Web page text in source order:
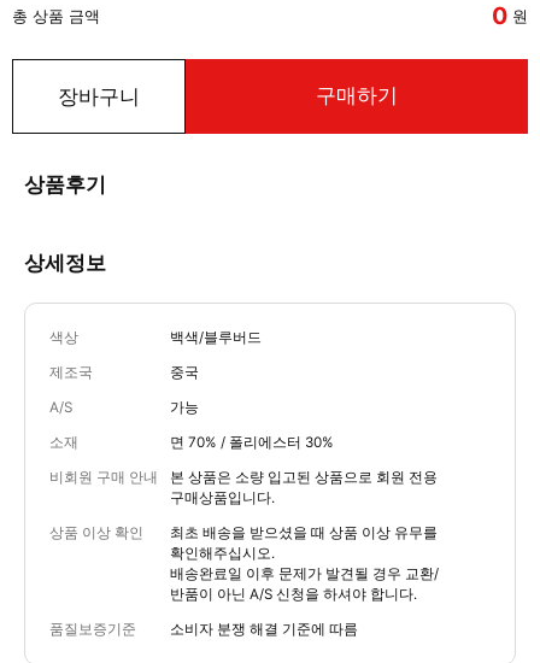
총 상품 금액 0 원
장바구니 구매하기
상품후기
상세정보
색상 백색/블루버드
제조국 중국
A/S 가능
소재 면 70% / 폴리에스터 30%
비회원 구매 안내
본 상품은 소량 입고된 상품으로 회원 전용
구매상품입니다.
상품 이상 확인
최초 배송을 받으셨을 때 상품 이상 유무를
확인해주십시오.
배송완료일 이후 문제가 발견될 경우 교환/
반품이 아닌 A/S 신청을 하셔야 합니다.
품질보증기준 소비자 분쟁 해결 기준에 따름